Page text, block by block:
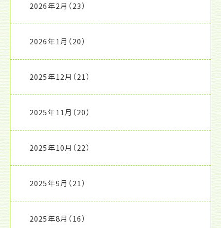
2026年2月 （23）
2026年1月 （20）
2025年12月 （21）
2025年11月 （20）
2025年10月 （22）
2025年9月 （21）
2025年8月 （16）